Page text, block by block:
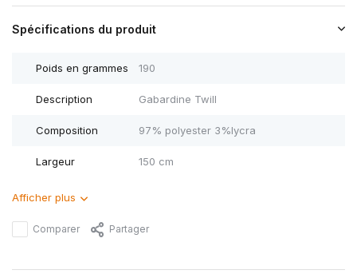
Spécifications du produit
Poids en grammes 190
Description Gabardine Twill
Composition 97% polyester 3%lycra
Largeur 150 cm
Afficher plus
Comparer Partager